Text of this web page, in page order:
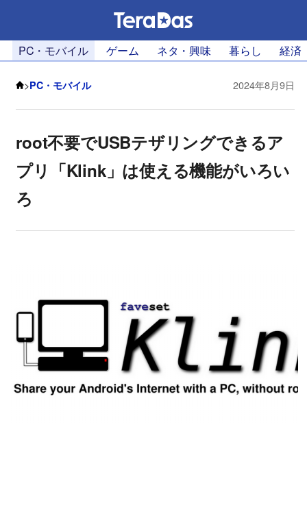
PC・モバイル ゲーム ネタ・興味 暮らし 経済
>PC・モバイル 2024年8月9日
root不要でUSBテザリングできるア
プリ「Klink」は使える機能がいろい
ろ